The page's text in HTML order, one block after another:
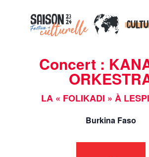
Concert :
LA « FOLIKADI » À
Burkina Faso